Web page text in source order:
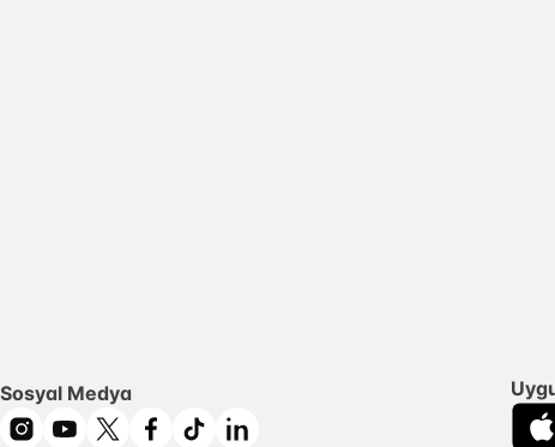
Sosyal Medya